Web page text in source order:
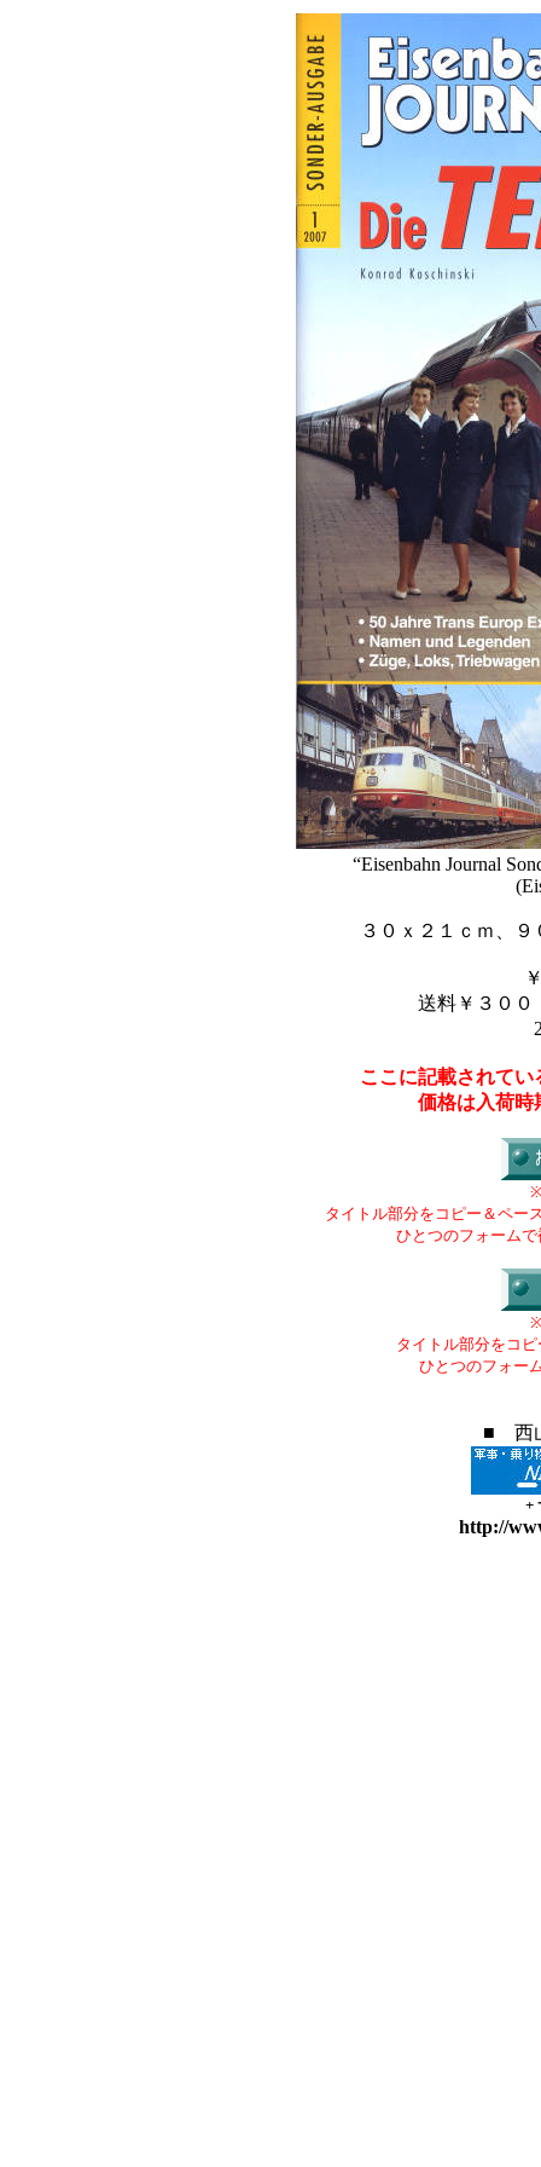
“Eisenbahn Journal
３０ｘ２１ｃｍ、
送料￥３００
ここに記載されて
価格は入荷時
タイトル部分をコピー＆ペー
ひとつのフォーム
タイトル部分をコ
ひとつのフォー
■ 西
+
http://